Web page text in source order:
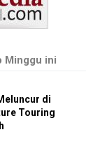
Minggu ini
di
Touring